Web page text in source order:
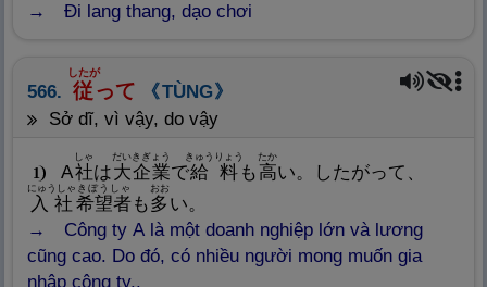
Đi lang thang, dạo chơi
566.
従
したが
って
TÙNG
sở dĩ, vì vậy, do vậy
1 A社
しゃ
は大企業
だいきぎょう
で給
Nghĩa: Cung cấp, tiền lương,
料
きゅうりょう
も 高
たか
い。したがって、
入 社
にゅうしゃ
希望者
きぼうしゃ
も多
Nghĩa: Nhiều, thường xuyên
おお
い。
Công ty A là một doanh nghiệp lớn và lương
cũng cao. Do đó, có nhiều người mong muốn gia
nhập công ty..